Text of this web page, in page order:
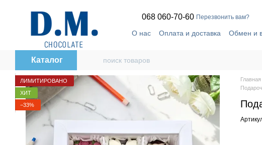
068 060-70-60 Перезвонить вам?
О нас Оплата и доставка Обмен и
Каталог
ЛИМИТИРОВАНО
ХИТ
−33%
Главная